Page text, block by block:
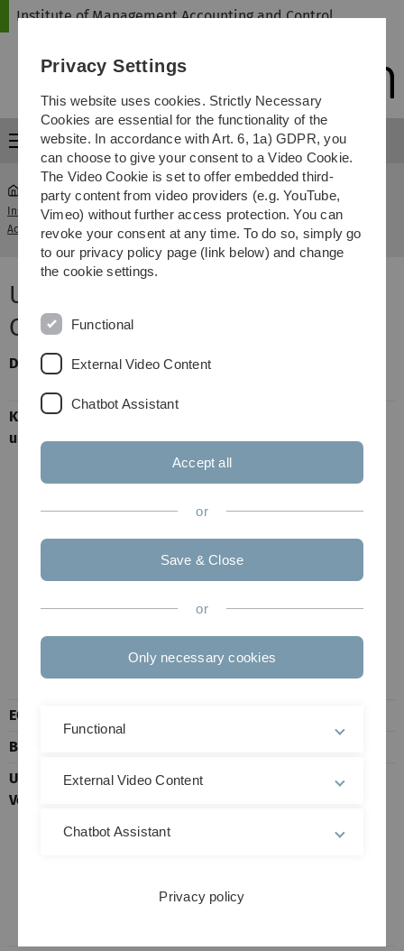
Skip
Skip
Skip
Skip
Institute of Management Accounting and Control
Menu
Institute of Management
Accounting and Control
...
Unternehmenswertorientiertes
Controlling
Unternehmenswertorientiertes
Controlling
Dozent
Prof. Dr. Paul Wentges/Fabian Schubert,
Kursformat
und Termine
Die Veranstaltung wird in Präsenz
angeboten.
Die Einführungsveranstaltung findet in
der ersten Semesterwoche am
N24/226 statt.
Moodle-Kurs.
ECTS
Beschreibung
Unterlagen zur
Veranstaltung
Die Unterlagen zur Veranstaltung
Herrn Fabian Schubert
Privacy Settings
This website uses cookies. Strictly Necessary
Cookies are essential for the functionality of the
website. In accordance with Art. 6, 1a) GDPR, you
can choose to give your consent to a Video Cookie.
The Video Cookie is set to offer embedded third-
party content from video providers (e.g. YouTube,
Vimeo) without further access protection. You can
revoke your consent at any time. To do so, simply go
to our privacy policy page (link below) and change
the cookie settings.
Functional
External Video Content
Chatbot Assistant
Accept all
or
Save & Close
or
Only necessary cookies
Functional
External Video Content
Chatbot Assistant
Privacy policy